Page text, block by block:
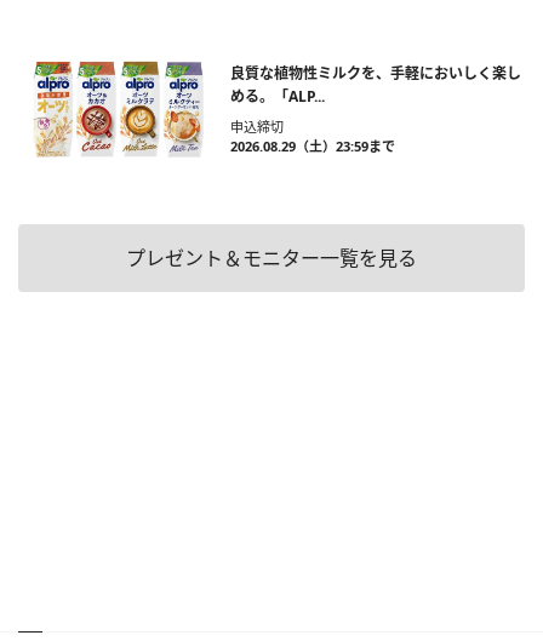
良質な植物性ミルクを、手軽においしく楽し
める。「ALP...
申込締切
2026.08.29（土）23:59まで
プレゼント＆モニター一覧を見る